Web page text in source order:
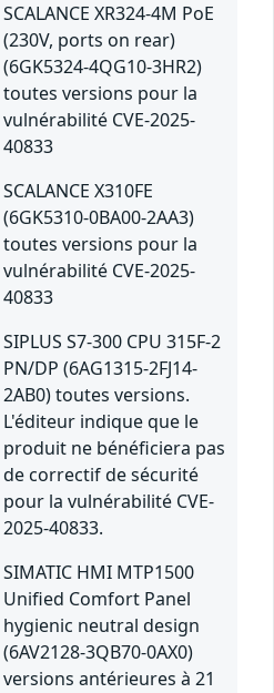
SCALANCE XR324-4M PoE
(230V, ports on rear)
(6GK5324-4QG10-3HR2)
toutes versions pour la
vulnérabilité CVE-2025-
40833
SCALANCE X310FE
(6GK5310-0BA00-2AA3)
toutes versions pour la
vulnérabilité CVE-2025-
40833
SIPLUS S7-300 CPU 315F-2
PN/DP (6AG1315-2FJ14-
2AB0) toutes versions.
L'éditeur indique que le
produit ne bénéficiera pas
de correctif de sécurité
pour la vulnérabilité CVE-
2025-40833.
SIMATIC HMI MTP1500
Unified Comfort Panel
hygienic neutral design
(6AV2128-3QB70-0AX0)
versions antérieures à 21